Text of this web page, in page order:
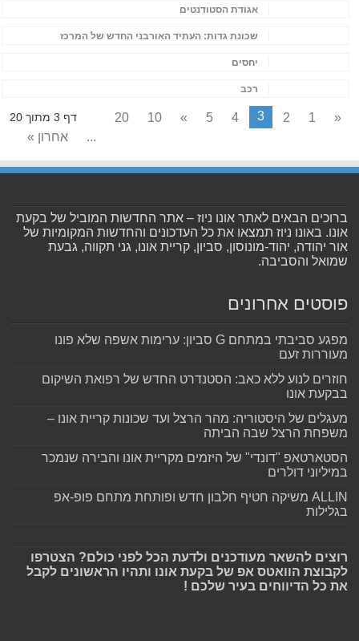
אגודת הסטודנטים
שכונת גדות: העתיד האורבני החדש של המרכז
יחסים
רכב
דף 3 מתוך 20 «
1
2
3
4
5
»
10
20
...
אחרון »
ברוכים הבאים לאתר אונו ניוז – אתר החדשות המוביל של בקעת
אונו. באונו ניוז תמצאו את כל העדכונים והחדשות המקומיות של
אור יהודה, יהוד-מונוסון, סביון, קריית אונו, גני תקווה, גבעת
שמואל והסביבה.
פוסטים אחרונים
מפגע סביבתי במתחם G סביון: ערימות אשפה שלא פונו
מעוררות זעם
חוזרים לנוע ללא כאב: הסטנדרט החדש של רפואת השיקום
בבקעת אונו
מעגלים של היסטוריה: מהר הרצל ועד שכונות קריית אונו –
משפחת הרצל שבה הביתה
הסטארטאפ "דונדי" של היזמים מקריית אונו והבירה שנמכר
במיליוני דולרים
ALLIN משיקה חטיף חלבון חדש ופותחת מתחם פופ-אפ
בגלילות
רוצים להשאר מעודכנים ולדעת הכל לפני כולם? הצטרפו
לקבוצת הוואטס אפ של בקעת אונו ותהיו הראשונים לקבל
את כל הדיווחים בעיר שלכם !